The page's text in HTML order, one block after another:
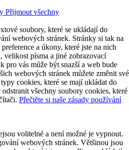
Přijmout všechny
soubory, které se ukládají do
webových stránek. Stránky si tak na
a úkony, které jste na nich
písma a jiné zobrazovací
pro vás může být snazší a web bude
webových stránek můžete změnit své
cookies, které se mají ukládat do
všechny soubory cookies, které
Přečtěte si naše zásady používání
volitelné a není možné je vypnout.
webových stránek. Většinou jsou